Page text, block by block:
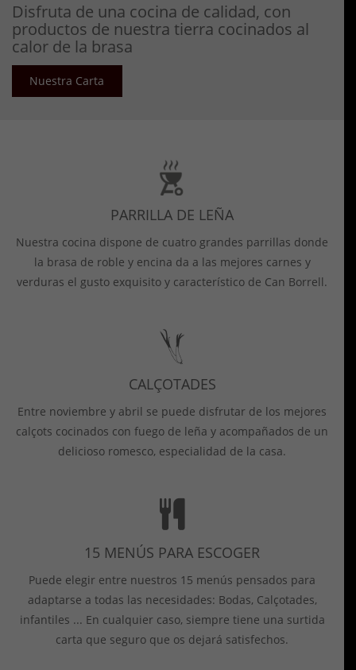
Disfruta de una cocina de calidad, con
productos de nuestra tierra cocinados al
calor de la brasa
Nuestra Carta
PARRILLA DE LEÑA
Nuestra cocina dispone de cuatro grandes parrillas donde
la brasa de roble y encina da a las mejores carnes y
verduras el gusto exquisito y característico de Can Borrell.
CALÇOTADES
Entre noviembre y abril se puede disfrutar de los mejores
calçots cocinados con fuego de leña y acompañados de un
delicioso romesco, especialidad de la casa.
15 MENÚS PARA ESCOGER
Puede elegir entre nuestros 15 menús pensados ​​para
adaptarse a todas las necesidades: Bodas, Calçotades,
infantiles ... En cualquier caso, siempre tiene una surtida
carta que seguro que os dejará satisfechos.